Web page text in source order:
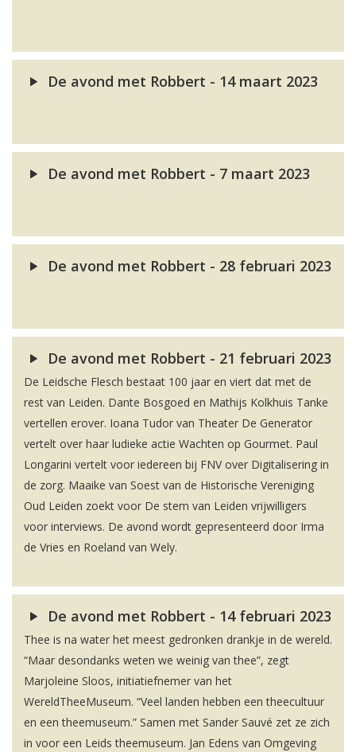
De avond met Robbert - 14 maart 2023
De avond met Robbert - 7 maart 2023
De avond met Robbert - 28 februari 2023
De avond met Robbert - 21 februari 2023
De Leidsche Flesch bestaat 100 jaar en viert dat met de
rest van Leiden. Dante Bosgoed en Mathijs Kolkhuis Tanke
vertellen erover. Ioana Tudor van Theater De Generator
vertelt over haar ludieke actie Wachten op Gourmet. Paul
Longarini vertelt voor iedereen bij FNV over Digitalisering in
de zorg. Maaike van Soest van de Historische Vereniging
Oud Leiden zoekt voor De stem van Leiden vrijwilligers
voor interviews. De avond wordt gepresenteerd door Irma
de Vries en Roeland van Wely.
De avond met Robbert - 14 februari 2023
Thee is na water het meest gedronken drankje in de wereld.
“Maar desondanks weten we weinig van thee”, zegt
Marjoleine Sloos, initiatiefnemer van het
WereldTheeMuseum. “Veel landen hebben een theecultuur
en een theemuseum.” Samen met Sander Sauvé zet ze zich
in voor een Leids theemuseum. Jan Edens van Omgeving